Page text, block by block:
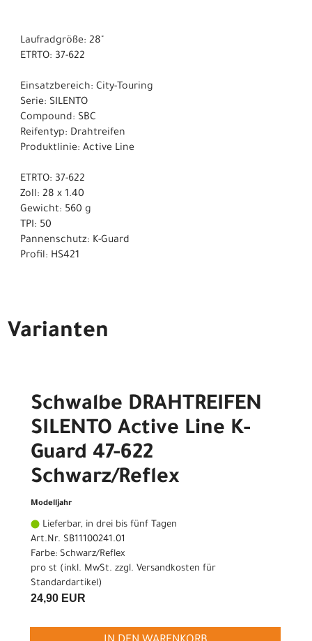
Laufradgröße: 28"
ETRTO: 37-622
Einsatzbereich: City-Touring
Serie: SILENTO
Compound: SBC
Reifentyp: Drahtreifen
Produktlinie: Active Line
ETRTO: 37-622
Zoll: 28 x 1.40
Gewicht: 560 g
TPI: 50
Pannenschutz: K-Guard
Profil: HS421
Varianten
Schwalbe DRAHTREIFEN
SILENTO Active Line K-
Guard 47-622
Schwarz/Reflex
Modelljahr
Lieferbar, in drei bis fünf Tagen
Art.Nr. SB11100241.01
Farbe: Schwarz/Reflex
pro st (inkl. MwSt. zzgl. Versandkosten für
Standardartikel)
24,90 EUR